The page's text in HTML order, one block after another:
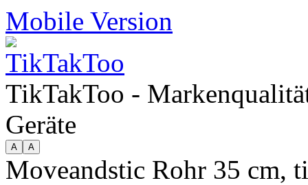
Mobile Version
TikTakToo -
Geräte
Moveandstic Rohr 35 cm,